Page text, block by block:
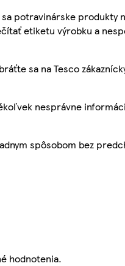
potravinárske produkty
etiketu výrobku a
sa na Tesco
nesprávne
spôsobom bez
hodnotenia.